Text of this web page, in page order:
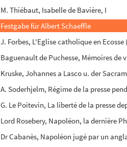
M. Thiébaut, Isabelle de Bavière, I
Festgabe für Albert Schaeffle
J. Forbes, L'Eglise catholique en
Baguenault de Puchesse, Mémoires de
Kruske, Johannes a Lasco u. der
A. Soderhjelm, Régime de la presse
G. Le Poitevin, La liberté de la presse
Lord Rosebery, Napoléon, la dernière
Dr Cabanès, Napoléon jugé par un